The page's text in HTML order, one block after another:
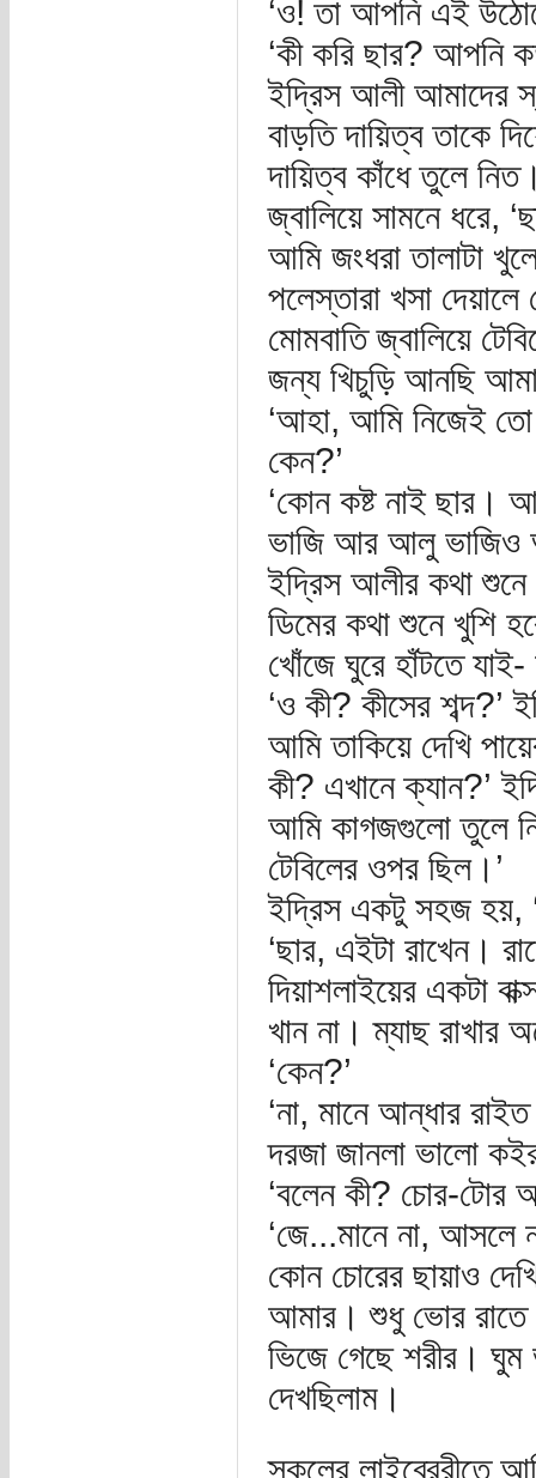
‘ও! তা আপনি এই
‘কী করি ছার? আপনি
ইদ্রিস আলী আমাদের
বাড়তি দায়িত্ব তাকে
দায়িত্ব কাঁধে তুলে
জ্বালিয়ে সামনে ধরে,
আমি জংধরা তালাটা
পলেস্তারা খসা
মোমবাতি জ্বালিয়ে
জন্য খিচুড়ি আনছি
‘আহা, আমি নিজেই তো
কেন?’
‘কোন কষ্ট নাই ছার।
ভাজি আর আলু ভাজিও
ইদ্রিস আলীর কথা শুনে
ডিমের কথা শুনে খুশি
খোঁজে ঘুরে হাঁটতে
‘ও কী? কীসের শব্দ?’
আমি তাকিয়ে দেখি
কী? এখানে ক্যান?’
আমি কাগজগুলো তুলে
টেবিলের ওপর ছিল।’
ইদ্রিস একটু সহজ হয়,
‘ছার, এইটা রাখেন।
দিয়াশলাইয়ের একটা
খান না। ম্যাছ রাখার
‘কেন?’
‘না, মানে আন্ধার
দরজা জানলা ভালো
‘বলেন কী? চোর-টোর
‘জে...মানে না, আসলে
কোন চোরের ছায়াও
আমার। শুধু ভোর রাতে
ভিজে গেছে শরীর। ঘুম
দেখছিলাম।
স্কুলের লাইব্রেরীতে